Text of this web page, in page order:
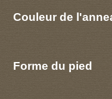
Couleur de
Forme du pied